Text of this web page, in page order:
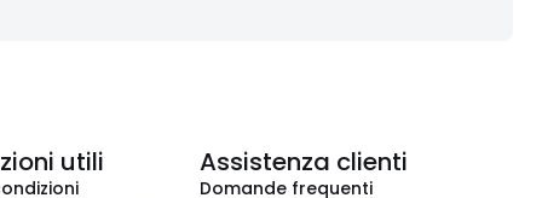
utili Assistenza clienti
Domande frequenti